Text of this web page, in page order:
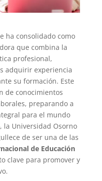
ha consolidado como
que combina la
profesional,
adquirir experiencia
su formación. Este
de conocimientos
preparando a
para el mundo
la Universidad Osorno
de ser una de las
de Educación
clave para promover y